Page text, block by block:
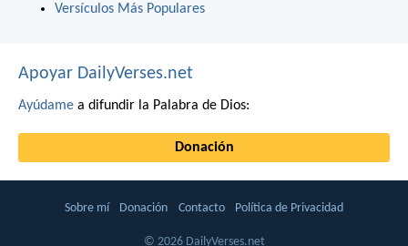
Versículos Más Populares
Apoyar DailyVerses.net
Ayúdame a difundir la Palabra de Dios:
Donación
Sobre mí Donación Contacto Política de Privacidad
© 2026 DailyVerses.net